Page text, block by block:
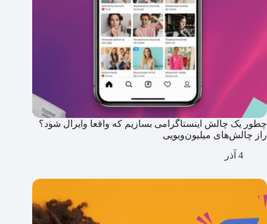
چطور یک چالش اینستاگرامی بسازیم که واقعا وایرال شود؟
راز چالش‌های میلیون‌ویویی
4 آذر